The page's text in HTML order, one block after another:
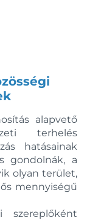
alapvető
terhelés
hatásainak
gondolnák, a
olyan terület,
mennyiségű